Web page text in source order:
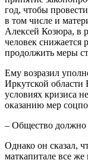
год, чтобы
в том числе и
Алексей Козюра, в
человек снижается
продолжить меры
Ему возразил
Иркутской
условиях кризиса
оказанию мер
– Общество должно
Однако он сказал,
маткапитале все же